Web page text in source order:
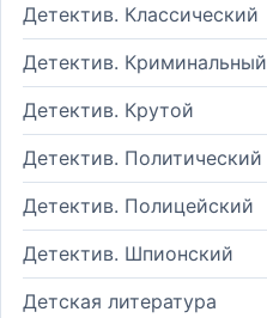
Детектив. Классический
Детектив. Криминальный
Детектив. Крутой
Детектив. Политический
Детектив. Полицейский
Детектив. Шпионский
Детская литература